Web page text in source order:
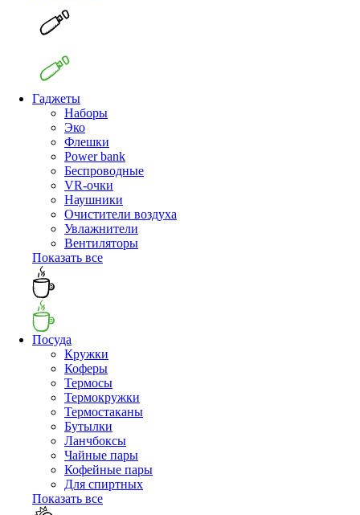
Гаджеты
Наборы
Эко
Флешки
Power bank
Беспроводные
VR-очки
Наушники
Очистители воздуха
Увлажнители
Вентиляторы
Показать все
Посуда
Кружки
Коферы
Термосы
Термокружки
Термостаканы
Бутылки
Ланчбоксы
Чайные пары
Кофейные пары
Для спиртных
Показать все